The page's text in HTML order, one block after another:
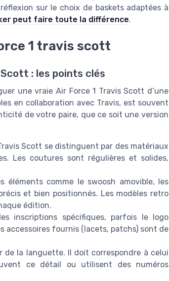
sur le choix de baskets adaptées à
peut faire toute la différence.
1 travis scott
: les points clés
une vraie Air Force 1 Travis Scott d’une
en collaboration avec Travis, est souvent
de votre paire, que ce soit une version
Scott se distinguent par des matériaux
Les coutures sont régulières et solides,
éléments comme le swoosh amovible, les
et bien positionnés. Les modèles retro
édition.
inscriptions spécifiques, parfois le logo
accessoires fournis (lacets, patchs) sont de
de la languette. Il doit correspondre à celui
ce détail ou utilisent des numéros